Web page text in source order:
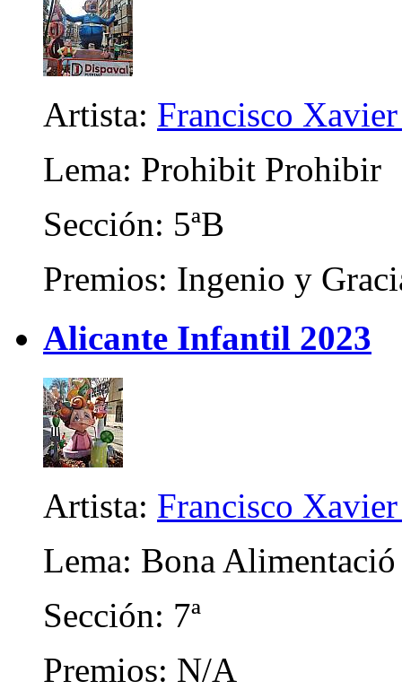
Artista: Francisco
Lema: Prohibit Prohibir
Sección: 5ªB
Premios: Ingenio y
Alicante Infantil 2023
Artista: Francisco
Lema: Bona Alimentació
Sección: 7ª
Premios: N/A